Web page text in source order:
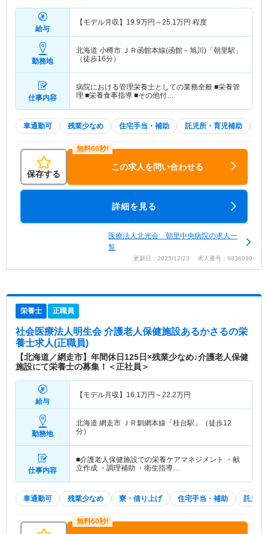
給与
【モデル月収】 19.9万円～25.1万円 程度
勤務地
北海道 小樽市 ＪＲ函館本線(函館－旭川)「朝里駅」
（徒歩16分）
仕事内容
病院における管理栄養士としての業務全般 ■栄養管
理 ■栄養食事指導 ■その他付…
車通勤可 残業少なめ 住宅手当・補助 託児所・育児補助
保存する
この求人を問い合わせる
詳細を見る
医療法人北光会 朝里中央病院の求人一
覧
更新日：2025/12/23 求人番号：9836999
栄養士 正職員
社会医療法人明生会 介護老人保健施設あるかさるの栄
養士求人(正職員)
【北海道／網走市】年間休日125日×残業少なめ♪介護老人保健
施設にて栄養士の募集！＜正社員＞
給与
【モデル月収】 16.1万円～22.2万円
勤務地
北海道 網走市 ＪＲ釧網本線「桂台駅」（徒歩12
分）
仕事内容
■介護老人保健施設での栄養ケアマネジメント ・献
立作成 ・調理補助 ・衛生指導…
車通勤可 残業少なめ 寮・借り上げ 住宅手当・補助 託児所